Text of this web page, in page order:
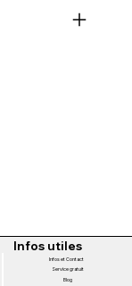
Infos utiles
Infos et Contact
Service gratuit
Blog